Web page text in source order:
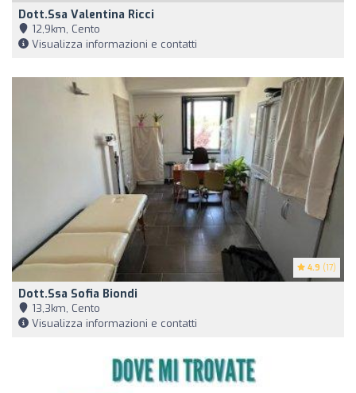
Dott.ssa Valentina Ricci
12,9km, Cento
Visualizza informazioni e contatti
4.9 (17)
Dott.ssa Sofia Biondi
13,3km, Cento
Visualizza informazioni e contatti